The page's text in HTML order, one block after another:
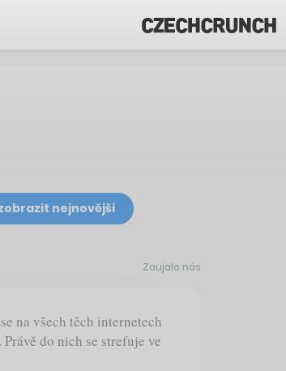
nejnovější
Zaujalo nás
na všech těch internetech
do nich se strefuje ve